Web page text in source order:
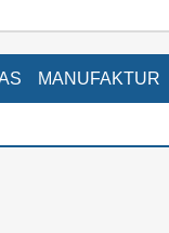
MANUFAKTUR